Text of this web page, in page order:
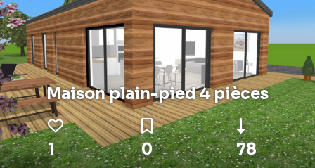
Maison plain-pied 4 pièces
1 0 78